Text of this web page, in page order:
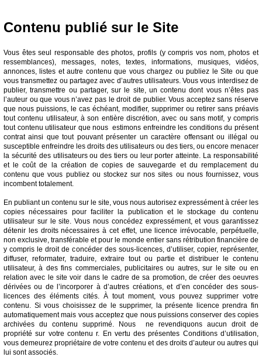
Contenu publié sur le Site
Vous êtes seul responsable des photos, profils (y compris vos nom, photos et
ressemblances), messages, notes, textes, informations, musiques, vidéos,
annonces, listes et autre contenu que vous chargez ou publiez le Site ou que
vous transmettez ou partagez avec d’autres utilisateurs. Vous vous interdisez de
publier, transmettre ou partager, sur le site, un contenu dont vous n’êtes pas
l’auteur ou que vous n’avez pas le droit de publier. Vous acceptez sans réserve
que nous puissions, le cas échéant, modifier, supprimer ou retirer sans préavis
tout contenu utilisateur, à son entière discrétion, avec ou sans motif, y compris
tout contenu utilisateur que nous estimons enfreindre les conditions du présent
contrat ainsi que tout pouvant présenter un caractère offensant ou illégal ou
susceptible enfreindre les droits des utilisateurs ou des tiers, ou encore menacer
la sécurité des utilisateurs ou des tiers ou leur porter atteinte. La responsabilité
et le coût de la création de copies de sauvegarde et du remplacement du
contenu que vous publiez ou stockez sur nos sites ou nous fournissez, vous
incombent totalement.
En publiant un contenu sur le site, vous nous autorisez expressément à créer les
copies nécessaires pour faciliter la publication et le stockage du contenu
utilisateur sur le site. Vous nous concédez expressément, et vous garantissez
détenir les droits nécessaires à cet effet, une licence irrévocable, perpétuelle,
non exclusive, transférable et pour le monde entier sans rétribution financière de
y compris le droit de concéder des sous-licences, d’utiliser, copier, représenter,
diffuser, reformater, traduire, extraire tout ou partie et distribuer le contenu
utilisateur, à des fins commerciales, publicitaires ou autres, sur le site ou en
relation avec le site voir dans le cadre de sa promotion, de créer des oeuvres
dérivées ou de l’incorporer à d’autres créations, et d’en concéder des sous-
licences des éléments cités. À tout moment, vous pouvez supprimer votre
contenu. Si vous choisissez de le supprimer, la présente licence prendra fin
automatiquement mais vous acceptez que nous puissions conserver des copies
archivées du contenu supprimé. Nous ne revendiquons aucun droit de
propriété sur votre contenu r. En vertu des présentes Conditions d’utilisation,
vous demeurez propriétaire de votre contenu et des droits d’auteur ou autres qui
lui sont associés.